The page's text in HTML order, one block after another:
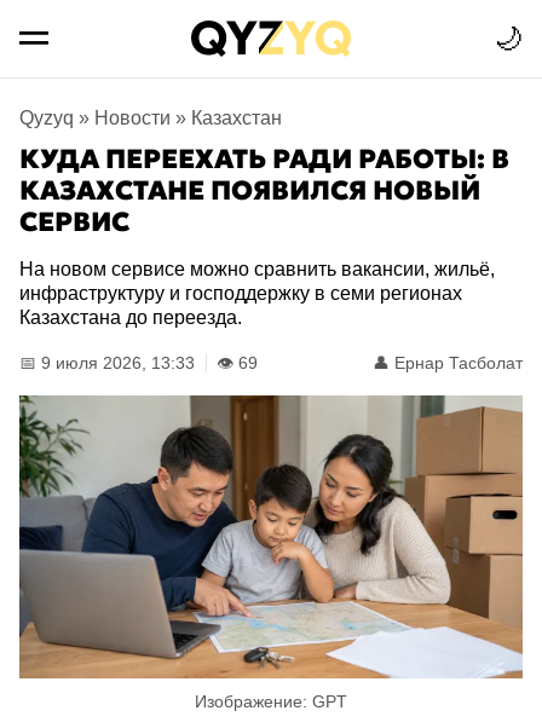
🌙
Qyzyq » Новости » Казахстан
КУДА ПЕРЕЕХАТЬ РАДИ РАБОТЫ: В
КАЗАХСТАНЕ ПОЯВИЛСЯ НОВЫЙ
СЕРВИС
На новом сервисе можно сравнить вакансии, жильё,
инфраструктуру и господдержку в семи регионах
Казахстана до переезда.
📅 9 июля 2026, 13:33 👁️ 69 👤 Ернар Тасболат
Изображение: GPT